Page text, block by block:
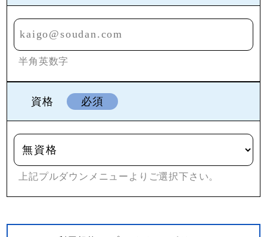
半角英数字
資格 必須
上記プルダウンメニューよりご選択下さい。